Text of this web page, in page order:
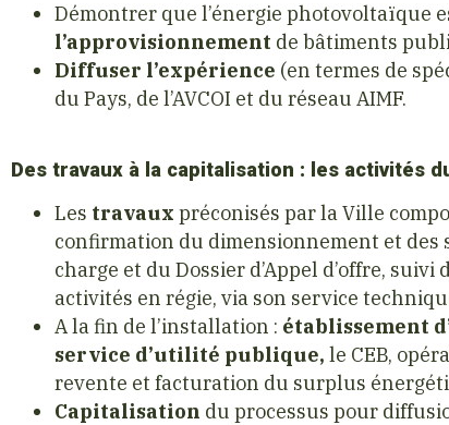
Démontrer que l’énergie photovoltaïque
l’approvisionnement de bâtiments
Diffuser l’expérience (en termes de
du Pays, de l’AVCOI et du réseau AIMF.
Des travaux à la capitalisation : les activités
Les travaux préconisés par la Ville
confirmation du dimensionnement et
charge et du Dossier d’Appel d’offre,
activités en régie, via son service
A la fin de l’installation : établissement
service d’utilité publique, le CEB,
revente et facturation du surplus
Capitalisation du processus pour